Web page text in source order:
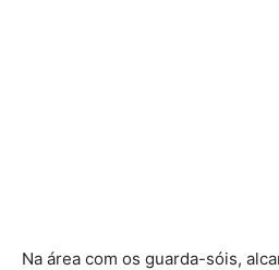
Na área com os guarda-sóis,